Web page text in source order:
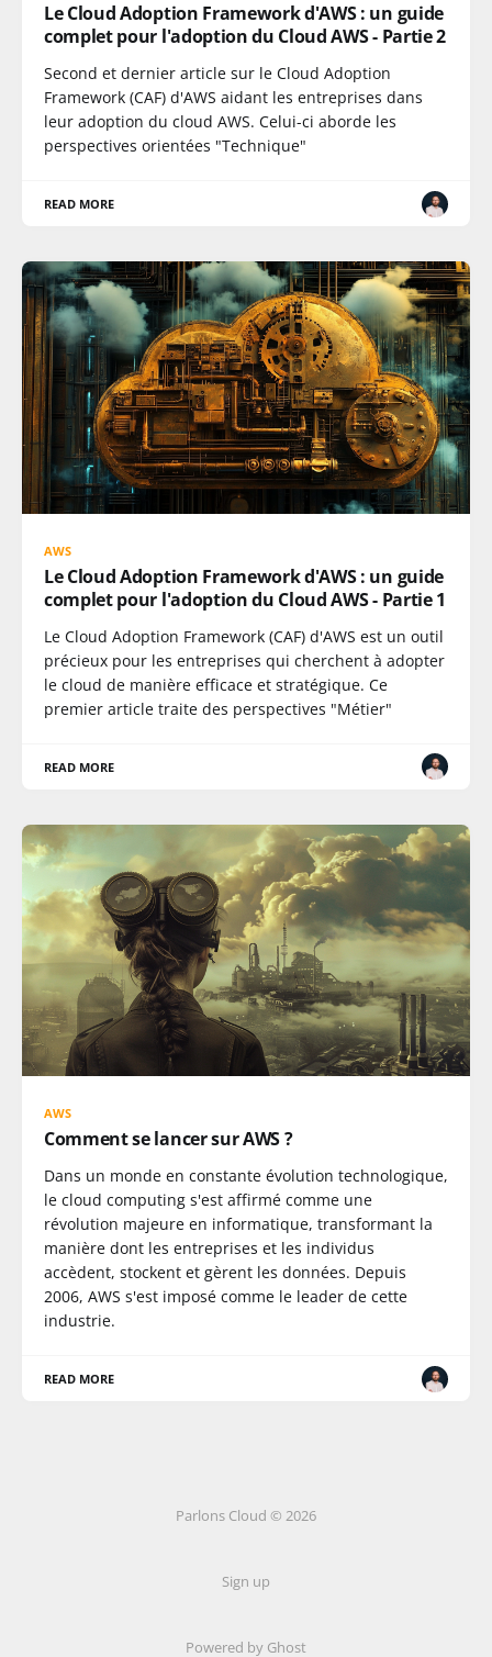
Le Cloud Adoption Framework d'AWS : un guide
complet pour l'adoption du Cloud AWS - Partie 2
Second et dernier article sur le Cloud Adoption
Framework (CAF) d'AWS aidant les entreprises dans
leur adoption du cloud AWS. Celui-ci aborde les
perspectives orientées "Technique"
READ MORE
AWS
Le Cloud Adoption Framework d'AWS : un guide
complet pour l'adoption du Cloud AWS - Partie 1
Le Cloud Adoption Framework (CAF) d'AWS est un outil
précieux pour les entreprises qui cherchent à adopter
le cloud de manière efficace et stratégique. Ce
premier article traite des perspectives "Métier"
READ MORE
AWS
Comment se lancer sur AWS ?
Dans un monde en constante évolution technologique,
le cloud computing s'est affirmé comme une
révolution majeure en informatique, transformant la
manière dont les entreprises et les individus
accèdent, stockent et gèrent les données. Depuis
2006, AWS s'est imposé comme le leader de cette
industrie.
READ MORE
Parlons Cloud © 2026
Sign up
Powered by Ghost